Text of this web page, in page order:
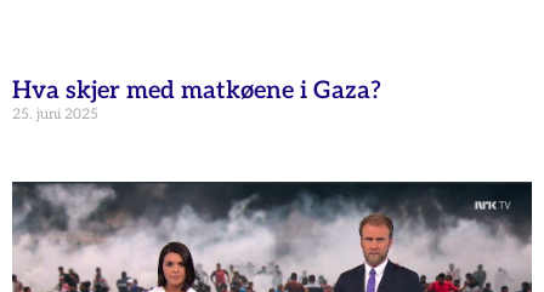
Hva skjer med matkøene i Gaza?
25. juni 2025